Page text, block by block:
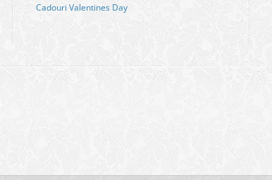
Cadouri Valentines Day